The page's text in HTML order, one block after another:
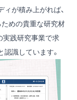
が積み上がれば、
めの貴重な研究材
実践研究事業で求
識しています。